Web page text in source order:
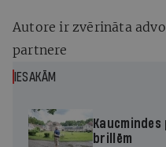
Autore ir zvērināta
partnere
IESAKĀM
brillēm